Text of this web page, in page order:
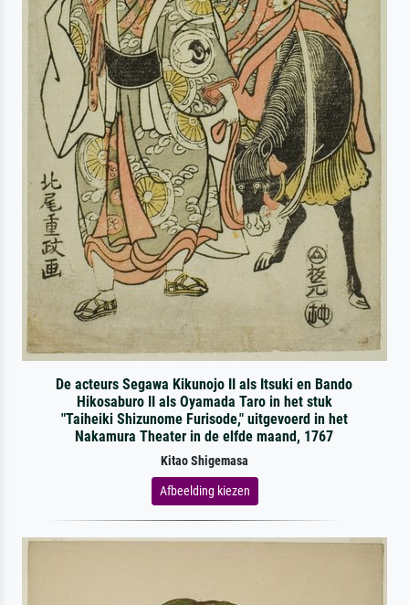
De acteurs Segawa Kikunojo II als Itsuki en Bando
Hikosaburo II als Oyamada Taro in het stuk
"Taiheiki Shizunome Furisode," uitgevoerd in het
Nakamura Theater in de elfde maand, 1767
Kitao Shigemasa
Afbeelding kiezen